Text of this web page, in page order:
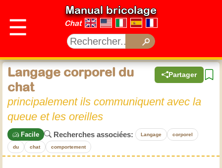
☰
Manual bricolage
Chat
Partager
Langage corporel du
chat
principalement ils communiquent avec la
queue et les oreilles
Facile Recherches associées: Langage corporel
du chat comportement